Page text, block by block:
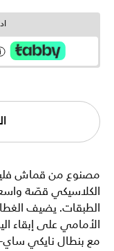
مصنوع من قماش
الكلاسيكي قصّة
الطبقات. يضيف الغطاء
الأمامي على إبقاء
مع بنطال نايكي